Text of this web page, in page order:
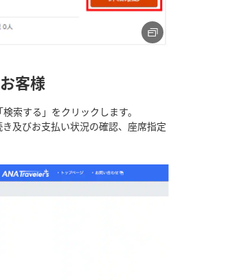
客様
索する」をクリックします。
及びお支払い状況の確認、座席指定